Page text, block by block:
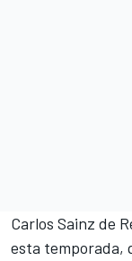
Carlos Sainz de
esta temporada,